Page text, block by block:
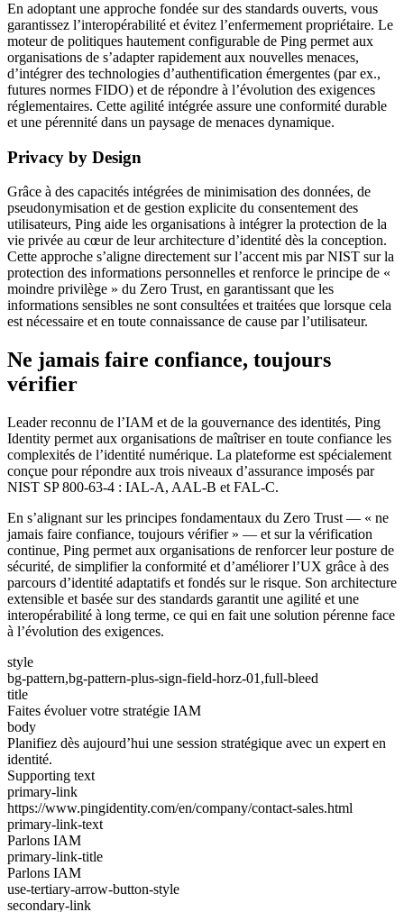
En adoptant une approche fondée sur des standards ouverts, vous
garantissez l’interopérabilité et évitez l’enfermement propriétaire. Le
moteur de politiques hautement configurable de Ping permet aux
organisations de s’adapter rapidement aux nouvelles menaces,
d’intégrer des technologies d’authentification émergentes (par ex.,
futures normes FIDO) et de répondre à l’évolution des exigences
réglementaires. Cette agilité intégrée assure une conformité durable
et une pérennité dans un paysage de menaces dynamique.
Privacy by Design
Grâce à des capacités intégrées de minimisation des données, de
pseudonymisation et de gestion explicite du consentement des
utilisateurs, Ping aide les organisations à intégrer la protection de la
vie privée au cœur de leur architecture d’identité dès la conception.
Cette approche s’aligne directement sur l’accent mis par NIST sur la
protection des informations personnelles et renforce le principe de «
moindre privilège » du Zero Trust, en garantissant que les
informations sensibles ne sont consultées et traitées que lorsque cela
est nécessaire et en toute connaissance de cause par l’utilisateur.
Ne jamais faire confiance, toujours
vérifier
Leader reconnu de l’IAM et de la gouvernance des identités, Ping
Identity permet aux organisations de maîtriser en toute confiance les
complexités de l’identité numérique. La plateforme est spécialement
conçue pour répondre aux trois niveaux d’assurance imposés par
NIST SP 800-63-4 : IAL-A, AAL-B et FAL-C.
En s’alignant sur les principes fondamentaux du Zero Trust — « ne
jamais faire confiance, toujours vérifier » — et sur la vérification
continue, Ping permet aux organisations de renforcer leur posture de
sécurité, de simplifier la conformité et d’améliorer l’UX grâce à des
parcours d’identité adaptatifs et fondés sur le risque. Son architecture
extensible et basée sur des standards garantit une agilité et une
interopérabilité à long terme, ce qui en fait une solution pérenne face
à l’évolution des exigences.
style
bg-pattern,bg-pattern-plus-sign-field-horz-01,full-bleed
title
Faites évoluer votre stratégie IAM
body
Planifiez dès aujourd’hui une session stratégique avec un expert en
identité.
Supporting text
primary-link
https://www.pingidentity.com/en/company/contact-sales.html
primary-link-text
Parlons IAM
primary-link-title
Parlons IAM
use-tertiary-arrow-button-style
secondary-link